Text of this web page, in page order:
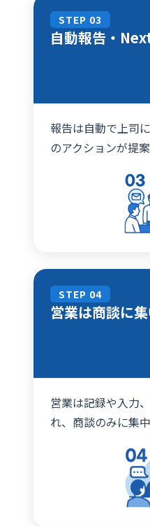
STEP 03
自動報告・
報告は自動で上司
のアクションが提案
STEP 04
営業は商談に
営業は記録や入力
れ、商談のみに集中